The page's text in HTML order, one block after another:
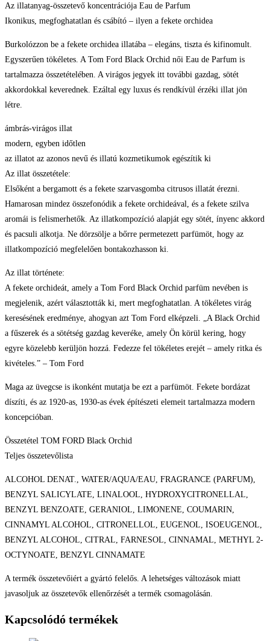
Az illatanyag-összetevő koncentrációja Eau de Parfum
Ikonikus, megfoghatatlan és csábító – ilyen a fekete orchidea
Burkolózzon be a fekete orchidea illatába – elegáns, tiszta és kifinomult.
Egyszerűen tökéletes. A Tom Ford Black Orchid női Eau de Parfum is
tartalmazza összetételében. A virágos jegyek itt további gazdag, sötét
akkordokkal keverednek. Ezáltal egy luxus és rendkívül érzéki illat jön
létre.
ámbrás-virágos illat
modern, egyben időtlen
az illatot az azonos nevű és illatú kozmetikumok egészítik ki
Az illat összetétele:
Elsőként a bergamott és a fekete szarvasgomba citrusos illatát érezni.
Hamarosan mindez összefonódik a fekete orchideával, és a fekete szilva
aromái is felismerhetők. Az illatkompozíció alapját egy sötét, ínyenc akkord
és pacsuli alkotja. Ne dörzsölje a bőrre permetezett parfümöt, hogy az
illatkompozíció megfelelően bontakozhasson ki.
Az illat története:
A fekete orchideát, amely a Tom Ford Black Orchid parfüm nevében is
megjelenik, azért választották ki, mert megfoghatatlan. A tökéletes virág
keresésének eredménye, ahogyan azt Tom Ford elképzeli. „A Black Orchid
a fűszerek és a sötétség gazdag keveréke, amely Ön körül kering, hogy
egyre közelebb kerüljön hozzá. Fedezze fel tökéletes erejét – amely ritka és
kivételes.” – Tom Ford
Maga az üvegcse is ikonként mutatja be ezt a parfümöt. Fekete bordázat
díszíti, és az 1920-as, 1930-as évek építészeti elemeit tartalmazza modern
koncepcióban.
Összetétel TOM FORD Black Orchid
Teljes összetevőlista
ALCOHOL DENAT., WATER/AQUA/EAU, FRAGRANCE (PARFUM),
BENZYL SALICYLATE, LINALOOL, HYDROXYCITRONELLAL,
BENZYL BENZOATE, GERANIOL, LIMONENE, COUMARIN,
CINNAMYL ALCOHOL, CITRONELLOL, EUGENOL, ISOEUGENOL,
BENZYL ALCOHOL, CITRAL, FARNESOL, CINNAMAL, METHYL 2-
OCTYNOATE, BENZYL CINNAMATE
A termék összetevőiért a gyártó felelős. A lehetséges változások miatt
javasoljuk az összetevők ellenőrzését a termék csomagolásán.
Kapcsolódó termékek